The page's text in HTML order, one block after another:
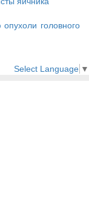
головного
Select Language ▼